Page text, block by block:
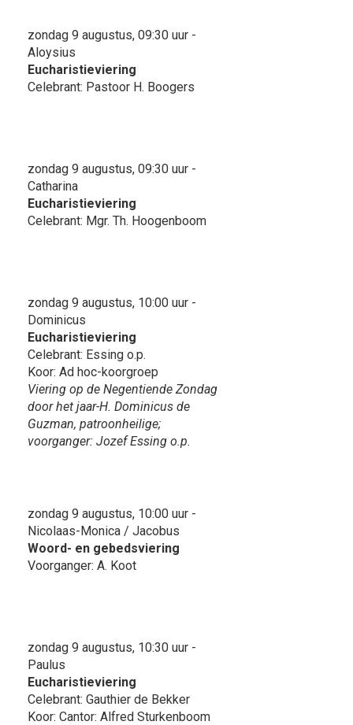
zondag 9 augustus, 09:30 uur -
Aloysius
Eucharistieviering
Celebrant: Pastoor H. Boogers
zondag 9 augustus, 09:30 uur -
Catharina
Eucharistieviering
Celebrant: Mgr. Th. Hoogenboom
zondag 9 augustus, 10:00 uur -
Dominicus
Eucharistieviering
Celebrant: Essing o.p.
Koor: Ad hoc-koorgroep
Viering op de Negentiende Zondag
door het jaar-H. Dominicus de
Guzman, patroonheilige;
voorganger: Jozef Essing o.p.
zondag 9 augustus, 10:00 uur -
Nicolaas-Monica / Jacobus
Woord- en gebedsviering
Voorganger: A. Koot
zondag 9 augustus, 10:30 uur -
Paulus
Eucharistieviering
Celebrant: Gauthier de Bekker
Koor: Cantor: Alfred Sturkenboom